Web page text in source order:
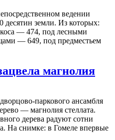
ведении
десятин земли. Из которых:
— 474, под лесными
— 649, под предместьем
магнолия
паркового ансамбля
— магнолия стеллата.
дерева радуют сотни
На снимке: в Гомеле впервые